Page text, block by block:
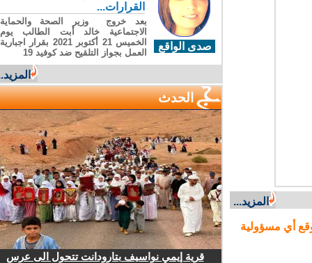
المزيد...
أي مسؤولية
صدى الواقع
القرارات...
بعد خروج وزير الصحة والحماية
الاجتماعية خالد أبت الطالب يوم
الخميس 21 أكتوبر 2021 بقرار اجبارية
العمل بجواز التلقيح ضد كوفيد 19
المزيد...
الحدث
قرية إيمي نواسيف بتارودانت تتحول الى عرس